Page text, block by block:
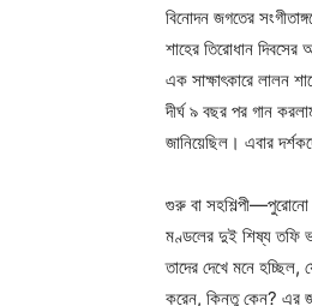
বিনোদন জগতের
শাহের তিরোধান
এক সাক্ষাৎকারে লালন
দীর্ঘ ৯ বছর পর গান
জানিয়েছিল। এবার
গুরু বা সহশিল্পী—পুরোনো
মণ্ডলের দুই শিষ্য তফি
তাদের দেখে মনে
করেন, কিন্তু কেন? এর